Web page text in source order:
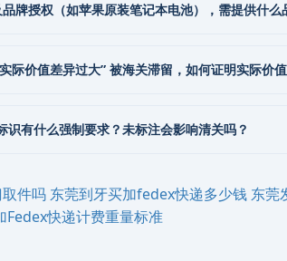
牌授权（如苹果原装笔记本电池），需提供什么
际价值差异过大” 被海关滞留，如何证明实际价
识有什么强制要求？未标注会影响清关吗？
件吗 东莞到‌‌‌牙买加fedex快递多少钱 东莞
Fedex快递计费重量标准